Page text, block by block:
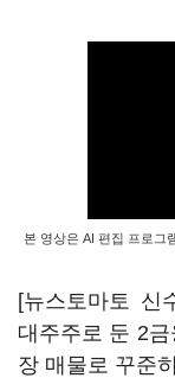
본 영상은 AI 편집 프로그
[뉴스토마토 신
대주주로 둔 2금
장 매물로 꾸준